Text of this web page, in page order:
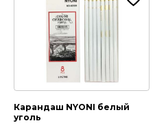
Карандаш NYONI белый
уголь